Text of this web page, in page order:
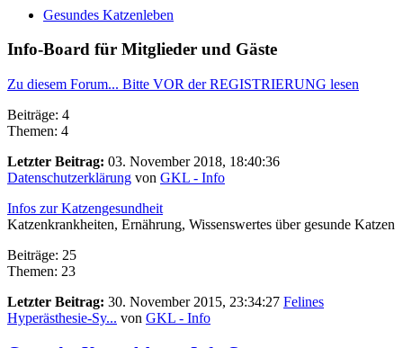
Gesundes Katzenleben
Info-Board für Mitglieder und Gäste
Zu diesem Forum... Bitte VOR der REGISTRIERUNG lesen
Beiträge: 4
Themen: 4
Letzter Beitrag: 03. November 2018, 18:40:36
Datenschutzerklärung von GKL - Info
Infos zur Katzengesundheit
Katzenkrankheiten, Ernährung, Wissenswertes über gesunde Katzen
Beiträge: 25
Themen: 23
Letzter Beitrag: 30. November 2015, 23:34:27 Felines
Hyperästhesie-Sy... von GKL - Info